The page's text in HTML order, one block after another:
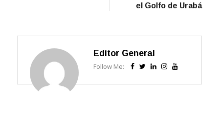
el Golfo de Urabá
Editor General
Follow Me: